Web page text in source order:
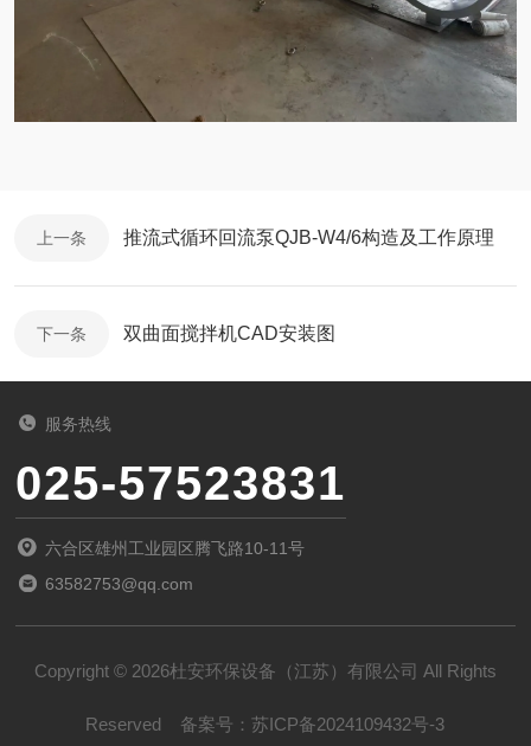
上一条 推流式循环回流泵QJB-W4/6构造及工作原理
下一条 双曲面搅拌机CAD安装图
服务热线
025-57523831
六合区雄州工业园区腾飞路10-11号
63582753@qq.com
Copyright © 2026杜安环保设备（江苏）有限公司 All Rights
Reserved 备案号：苏ICP备2024109432号-3